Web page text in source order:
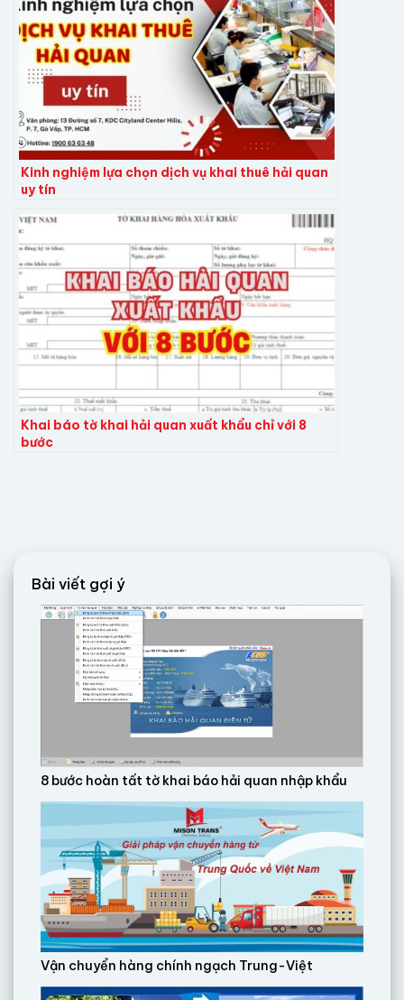
Kinh nghiệm lựa chọn dịch vụ khai thuê hải quan
uy tín
Khai báo tờ khai hải quan xuất khẩu chỉ với 8
bước
Bài viết gợi ý
8 bước hoàn tất tờ khai báo hải quan nhập khẩu
Vận chuyển hàng chính ngạch Trung-Việt